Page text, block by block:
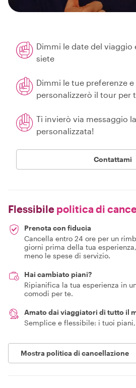
Dimmi le date del viaggio
siete
Dimmi le tue preferenze
personalizzerò il tour per
Ti invierò via messaggio
personalizzata!
Contattami
Flessibile politica di
Prenota con fiducia
Cancella entro 24 ore per un
giorni prima della tua
meno le spese di servizio.
Hai cambiato piani?
Ripianifica la tua esperienza in
comodi per te.
Amato dai viaggiatori di tutto il
Semplice e flessibile: i tuoi
Mostra politica di cancellazione